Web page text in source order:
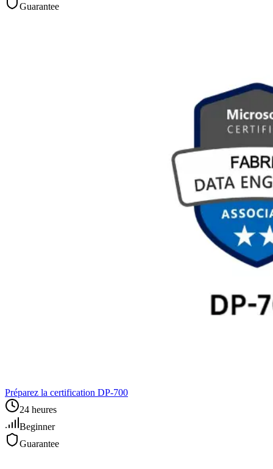
Guarantee
Préparez la certification DP‑700
24 heures
Beginner
Guarantee